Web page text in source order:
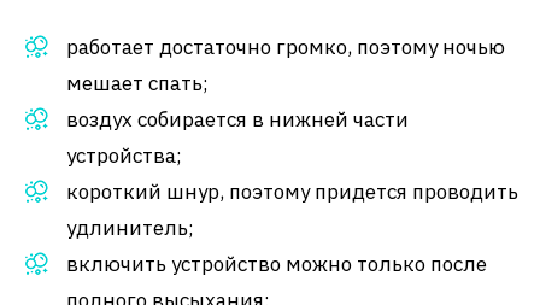
работает достаточно громко, поэтому ночью
мешает спать;
воздух собирается в нижней части
устройства;
короткий шнур, поэтому придется проводить
удлинитель;
включить устройство можно только после